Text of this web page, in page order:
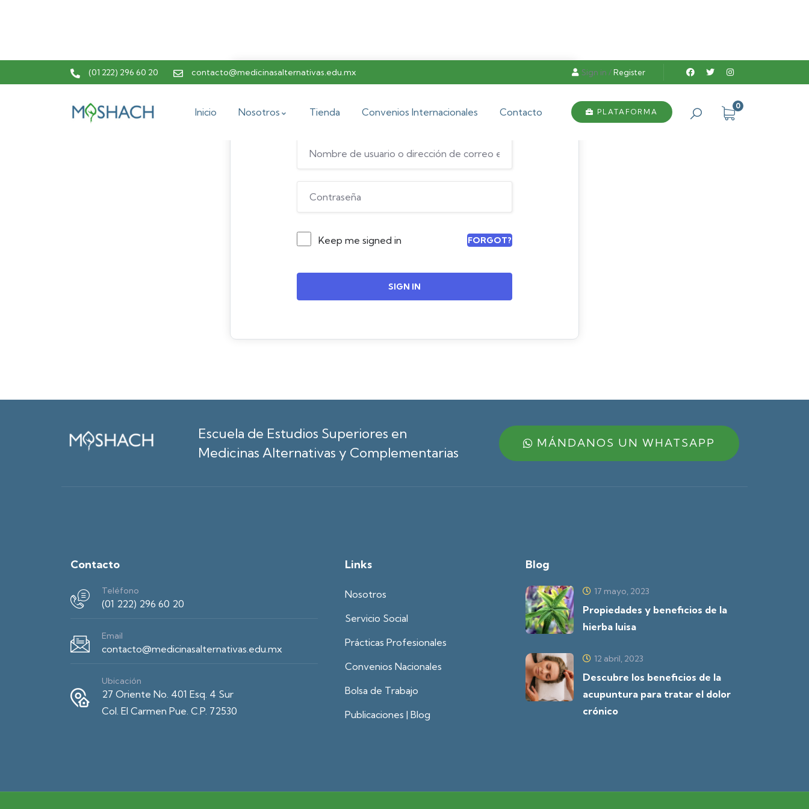
(01 222) 296 60 20 contacto@medicinasalternativas.edu.mx Sign in /Register
Inicio Nosotros Tienda Convenios Internacionales Contacto PLATAFORMA
0
Hi, Welcome back!
Keep me signed in FORGOT?
SIGN IN
Escuela de Estudios Superiores en
Medicinas Alternativas y Complementarias
MÁNDANOS UN WHATSAPP
Contacto
Teléfono
(01 222) 296 60 20
Email
contacto@medicinasalternativas.edu.mx
Ubicación
27 Oriente No. 401 Esq. 4 Sur
Col. El Carmen Pue. C.P. 72530
Links
Nosotros
Servicio Social
Prácticas Profesionales
Convenios Nacionales
Bolsa de Trabajo
Publicaciones | Blog
Blog
17 mayo, 2023
Propiedades y beneficios de la
hierba luisa
12 abril, 2023
Descubre los beneficios de la
acupuntura para tratar el dolor
crónico